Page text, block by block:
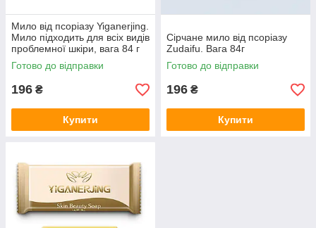
Мило від псоріазу Yiganerjing.
Мило підходить для всіх видів
проблемної шкіри, вага 84 г
Готово до відправки
196 ₴
Купити
Сірчане мило від псоріазу
Zudaifu. Вага 84г
Готово до відправки
196 ₴
Купити